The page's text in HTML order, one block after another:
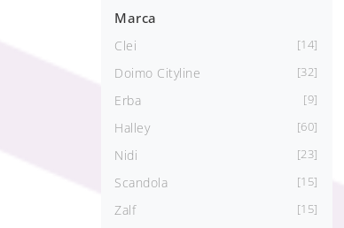
Marca
Clei 14
Doimo Cityline 32
Erba 9
Halley 60
Nidi 23
Scandola 15
Zalf 15